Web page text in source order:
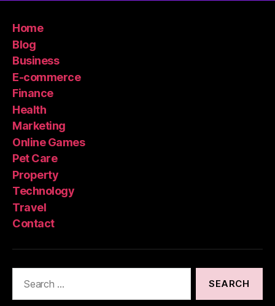
Home
Blog
Business
E-commerce
Finance
Health
Marketing
Online Games
Pet Care
Property
Technology
Travel
Contact